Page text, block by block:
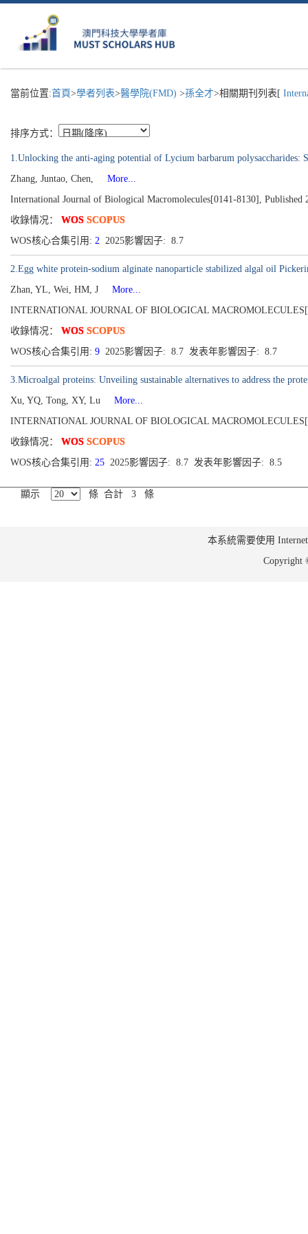
當前位置:首頁>學者列表>醫學院(FMD) >孫全才>相關期刊列表[
排序方式：
1.Unlocking the anti-aging potential of Lycium barbarum polysaccharides:
Zhang, Juntao, Chen,
More...
International Journal of Biological Macromolecules[0141-8130], Published
收錄情况： WOS SCOPUS
WOS核心合集引用: 2 2025影響因子: 8.7
2.Egg white protein-sodium alginate nanoparticle stabilized algal oil
Zhan, YL, Wei, HM, J
More...
INTERNATIONAL JOURNAL OF BIOLOGICAL
收錄情况： WOS SCOPUS
WOS核心合集引用: 9 2025影響因子: 8.7 发表年影響因子: 8.7
3.Microalgal proteins: Unveiling sustainable alternatives to address the
Xu, YQ, Tong, XY, Lu
More...
INTERNATIONAL JOURNAL OF BIOLOGICAL
收錄情况： WOS SCOPUS
WOS核心合集引用: 25 2025影響因子: 8.7 发表年影響因子: 8.5
顯示 條 合計 3 條
本系統需要使用
Copyright